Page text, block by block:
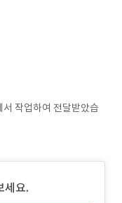
작업하여 전달받았습
세요.